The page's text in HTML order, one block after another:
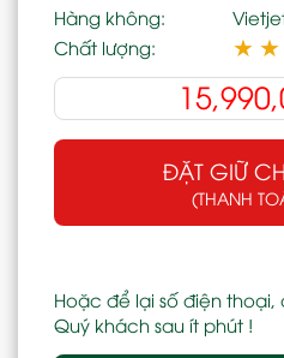
Hàng không:
Chất lượng:
★ ★
ĐẶT GIỮ
(THANH
Hoặc để lại số điện
Quý khách sau ít phút !